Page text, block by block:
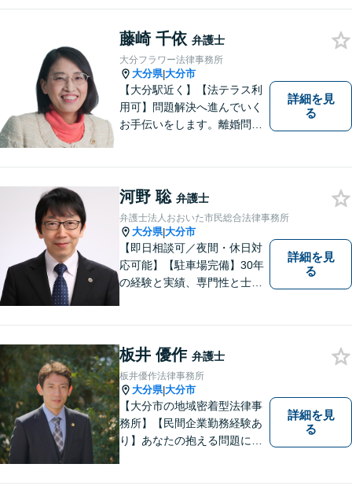
遺産分割、介護などの高齢社
会問題に注力しております。
藤崎 千依 弁護士
大分フラワー法律事務所
大分県|大分市
【大分駅近く】【法テラス利
用可】問題解決へ進んでいく
お手伝いをします。離婚問題
相談可】分かりやすい言葉
で、明確に判断をお示しし、
問題解決をサポートいたしま
す。
詳細を見
る
河野 聡 弁護士
弁護士法人おおいた市民総合法律事務所
大分県|大分市
【即日相談可／夜間・休日対
応可能】【駐車場完備】30年
の経験と実績、専門性と士業
ニーズに応えます。常に市民
に身近で親しみやすい弁護士
であり続けます。
詳細を見
る
板井 優作 弁護士
板井優作法律事務所
大分県|大分市
【大分市の地域密着型法律事
務所】【民間企業勤務経験あ
り】あなたの抱える問題に、
詳細を見
る